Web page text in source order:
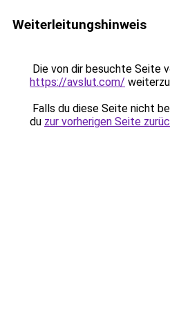
Weiterleitungshinweis
Die von dir besuchte Seite
https://avslut.com/
Falls du diese Seite nicht
du zur vorherigen Seite